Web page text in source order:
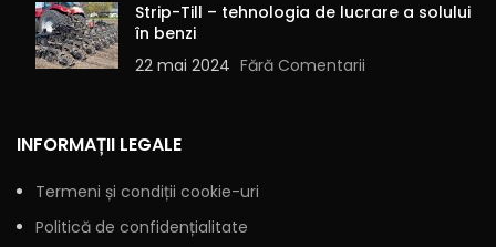
Strip-Till – tehnologia de lucrare a solului
în benzi
22 mai 2024 Fără Comentarii
INFORMAȚII LEGALE
Termeni și condiții cookie-uri
Politică de confidențialitate